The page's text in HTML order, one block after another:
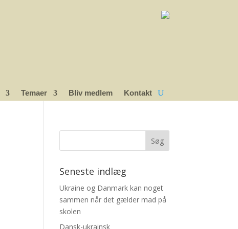
Temaer Bliv medlem Kontakt
Seneste indlæg
Ukraine og Danmark kan noget
sammen når det gælder mad på
skolen
Dansk-ukrainsk